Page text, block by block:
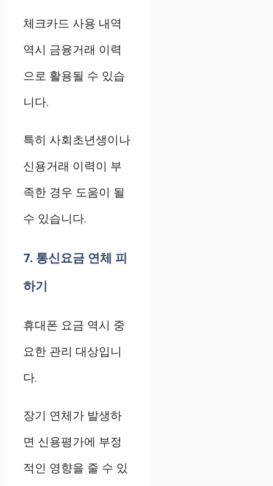
체크카드 사용 내역
역시 금융거래 이력
으로 활용될 수 있습
니다.
특히 사회초년생이나
신용거래 이력이 부
족한 경우 도움이 될
수 있습니다.
7. 통신요금 연체 피
하기
휴대폰 요금 역시 중
요한 관리 대상입니
다.
장기 연체가 발생하
면 신용평가에 부정
적인 영향을 줄 수 있